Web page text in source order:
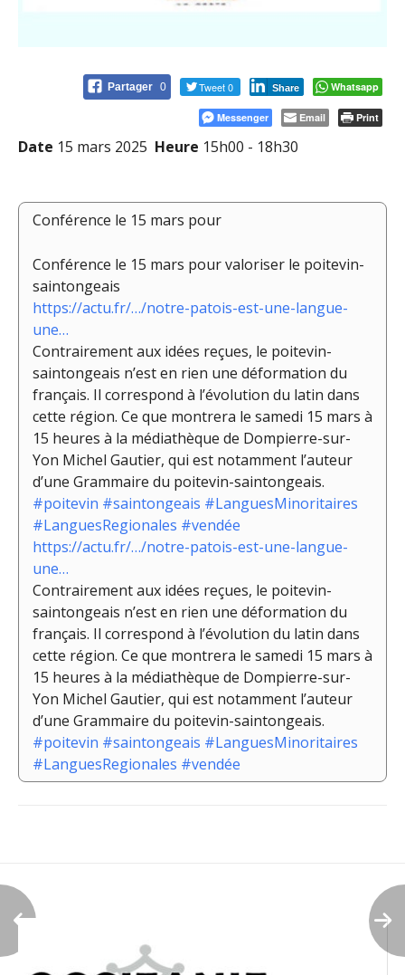
Partager 0 Tweet 0 Share Whatsapp
Messenger Email Print
Date 15 mars 2025 Heure 15h00 - 18h30
Conférence le 15 mars pour
Conférence le 15 mars pour valoriser le poitevin-
saintongeais
https://actu.fr/…/notre-patois-est-une-langue-
une…
Contrairement aux idées reçues, le poitevin-
saintongeais n’est en rien une déformation du
français. Il correspond à l’évolution du latin dans
cette région. Ce que montrera le samedi 15 mars à
15 heures à la médiathèque de Dompierre-sur-
Yon Michel Gautier, qui est notamment l’auteur
d’une Grammaire du poitevin-saintongeais.
#poitevin #saintongeais #LanguesMinoritaires
#LanguesRegionales #vendée
https://actu.fr/…/notre-patois-est-une-langue-
une…
Contrairement aux idées reçues, le poitevin-
saintongeais n’est en rien une déformation du
français. Il correspond à l’évolution du latin dans
cette région. Ce que montrera le samedi 15 mars à
15 heures à la médiathèque de Dompierre-sur-
Yon Michel Gautier, qui est notamment l’auteur
d’une Grammaire du poitevin-saintongeais.
#poitevin #saintongeais #LanguesMinoritaires
#LanguesRegionales #vendée
l’article